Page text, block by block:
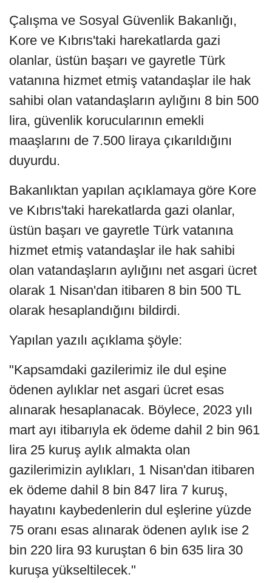
Çalışma ve Sosyal Güvenlik Bakanlığı,
Kore ve Kıbrıs'taki harekatlarda gazi
olanlar, üstün başarı ve gayretle Türk
vatanına hizmet etmiş vatandaşlar ile hak
sahibi olan vatandaşların aylığını 8 bin 500
lira, güvenlik korucularının emekli
maaşlarını de 7.500 liraya çıkarıldığını
duyurdu.
Bakanlıktan yapılan açıklamaya göre Kore
ve Kıbrıs'taki harekatlarda gazi olanlar,
üstün başarı ve gayretle Türk vatanına
hizmet etmiş vatandaşlar ile hak sahibi
olan vatandaşların aylığını net asgari ücret
olarak 1 Nisan'dan itibaren 8 bin 500 TL
olarak hesaplandığını bildirdi.
Yapılan yazılı açıklama şöyle:
"Kapsamdaki gazilerimiz ile dul eşine
ödenen aylıklar net asgari ücret esas
alınarak hesaplanacak. Böylece, 2023 yılı
mart ayı itibarıyla ek ödeme dahil 2 bin 961
lira 25 kuruş aylık almakta olan
gazilerimizin aylıkları, 1 Nisan'dan itibaren
ek ödeme dahil 8 bin 847 lira 7 kuruş,
hayatını kaybedenlerin dul eşlerine yüzde
75 oranı esas alınarak ödenen aylık ise 2
bin 220 lira 93 kuruştan 6 bin 635 lira 30
kuruşa yükseltilecek."